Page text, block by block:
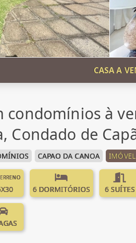
CASA A
condomínios à
Condado de
CAPAO DA CANOA
6 DORMITÓRIOS 6 SUÍTES